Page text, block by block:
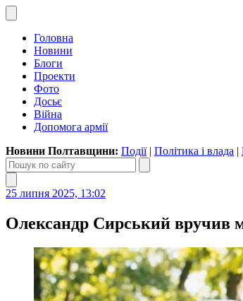
Головна
Новини
Блоги
Проекти
Фото
Досьє
Війна
Допомога армії
Новини Полтавщини: Події| Політика і влада |
25 липня 2025, 13:02
Олександр Сирський вручив